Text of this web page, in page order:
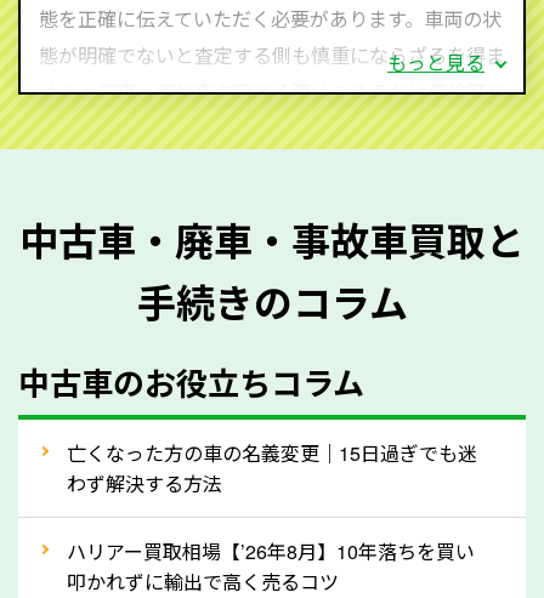
態を正確に伝えていただく必要があります。車両の状
態が明確でないと査定する側も慎重にならざるを得ま
せん。廃車・事故車査定する際はできるだけ車検証を
ご準備ください。車検証があることで車両状態や年式
質問させていただく内容は以下の通りとなります。
メーカー／車種
型式／グレード
走行距離（例：約〇万キロ）
車検の満了日
内装や外装の状態
定を行い高価買取価格をつけやすくなります。
もっと見る
中古車・廃車・事故車買取と
手続きのコラム
中古車のお役立ちコラム
亡くなった方の車の名義変更｜15日過ぎでも迷
わず解決する方法
ハリアー買取相場【’26年8月】10年落ちを買い
叩かれずに輸出で高く売るコツ